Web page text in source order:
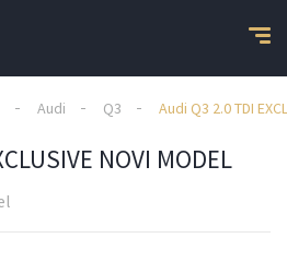
Audi Q3 Audi Q3 2.0 TDI
NOVI MODEL